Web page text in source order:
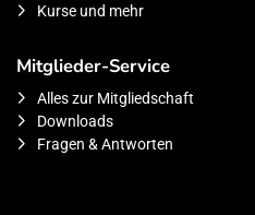
Kurse und mehr
Mitglieder-Service
Alles zur Mitgliedschaft
Downloads
Fragen & Antworten